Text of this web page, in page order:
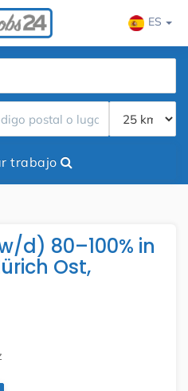
ES
trabajo
d) 80–100% in
Ost,